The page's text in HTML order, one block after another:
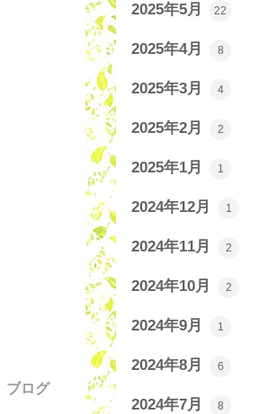
ブログ
2025年5月 22
2025年4月 8
2025年3月 4
2025年2月 2
2025年1月 1
2024年12月 1
2024年11月 2
2024年10月 2
2024年9月 1
2024年8月 6
2024年7月 8